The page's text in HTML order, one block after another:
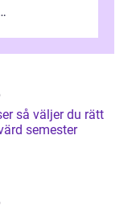
rätt
semester